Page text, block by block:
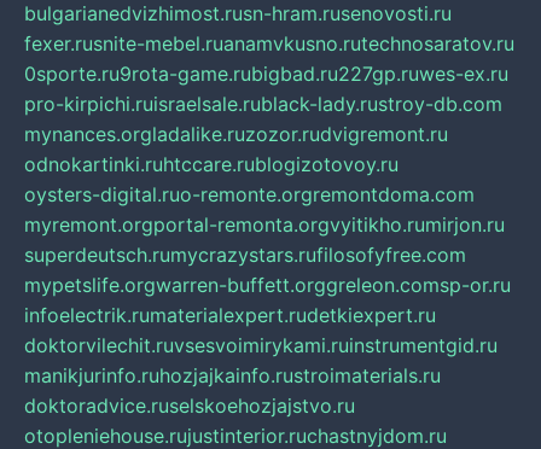
bulgarianedvizhimost.rusn-hram.rusenovosti.ru
fexer.rusnite-mebel.ruanamvkusno.rutechnosaratov.ru
0sporte.ru9rota-game.rubigbad.ru227gp.ruwes-ex.ru
pro-kirpichi.ruisraelsale.rublack-lady.rustroy-db.com
mynances.orgladalike.ruzozor.rudvigremont.ru
odnokartinki.ruhtccare.rublogizotovoy.ru
oysters-digital.ruo-remonte.orgremontdoma.com
myremont.orgportal-remonta.orgvyitikho.rumirjon.ru
superdeutsch.rumycrazystars.rufilosofyfree.com
mypetslife.orgwarren-buffett.orggreleon.comsp-or.ru
infoelectrik.rumaterialexpert.rudetkiexpert.ru
doktorvilechit.ruvsesvoimirykami.ruinstrumentgid.ru
manikjurinfo.ruhozjajkainfo.rustroimaterials.ru
doktoradvice.ruselskoehozjajstvo.ru
otopleniehouse.rujustinterior.ruchastnyjdom.ru